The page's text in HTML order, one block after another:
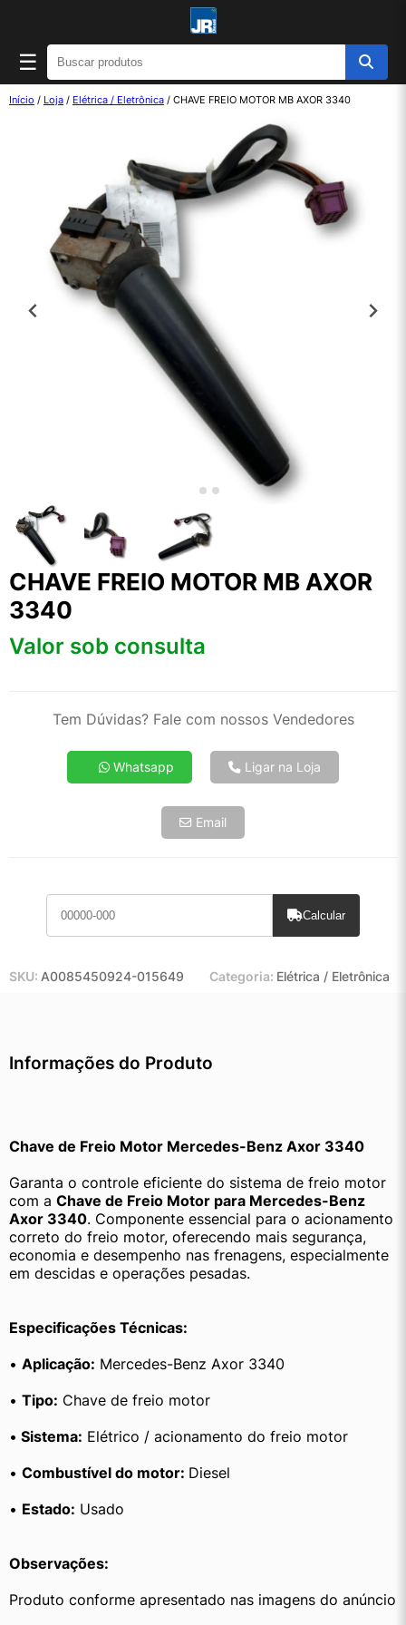
☰
Início / Loja / Elétrica / Eletrônica / CHAVE FREIO MOTOR MB AXOR 3340
CHAVE FREIO MOTOR MB AXOR
3340
Valor sob consulta
Tem Dúvidas? Fale com nossos Vendedores
Whatsapp Ligar na Loja
Email
Calcular
SKU: A0085450924-015649 Categoria: Elétrica / Eletrônica
Informações do Produto
Chave de Freio Motor Mercedes-Benz Axor 3340
Garanta o controle eficiente do sistema de freio motor
com a Chave de Freio Motor para Mercedes-Benz
Axor 3340. Componente essencial para o acionamento
correto do freio motor, oferecendo mais segurança,
economia e desempenho nas frenagens, especialmente
em descidas e operações pesadas.
Especificações Técnicas:
• Aplicação: Mercedes-Benz Axor 3340
• Tipo: Chave de freio motor
• Sistema: Elétrico / acionamento do freio motor
• Combustível do motor: Diesel
• Estado: Usado
Observações:
Produto conforme apresentado nas imagens do anúncio